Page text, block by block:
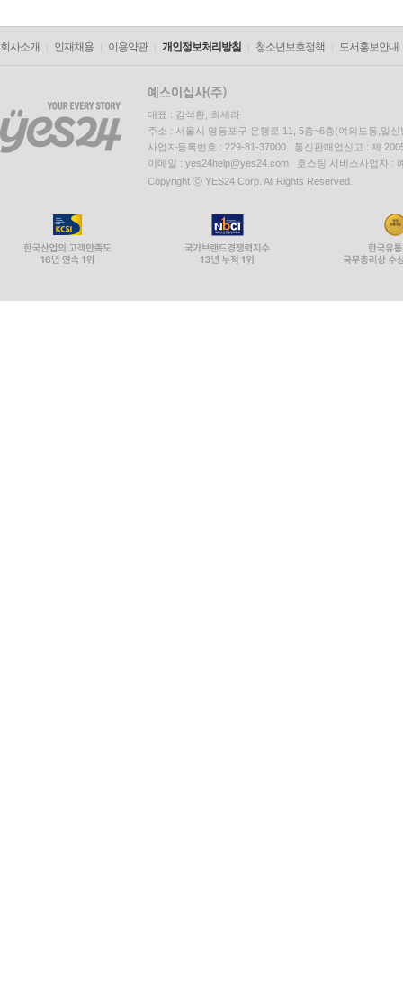
회사소개 인재채용 이용약관 개인정보처리방침 청소년보호정책 도서홍보안내
대표 : 김석환, 최세라
주소 : 서울시 영등포구 은행로 11, 5층~6층(여의도동,일신
사업자등록번호 : 229-81-37000 통신판매업신고 : 제
이메일 : yes24help@yes24.com 호스팅 서비스사업자 :
Copyright ⓒ YES24 Corp. All Rights Reserved.